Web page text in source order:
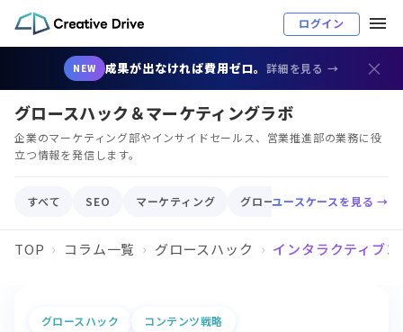
NEW 成果が出なければ費用ゼロ。詳細を見る → ×
ログイン
グロースハック＆マーケティングラボ
企業のマーケティング部やインサイドセールス、営業推進部の業務に役
立つ情報を発信します。
すべて SEO マーケティング グロースハック 顧客育成
ユースケースを見る →
TOP コラム一覧 グロースハック インタラクティブ
グロースハック コンテンツ戦略